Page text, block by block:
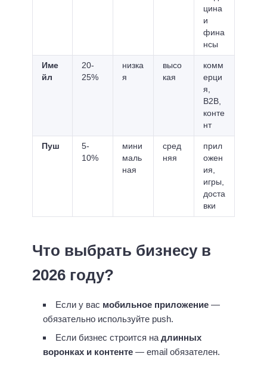
цина
и
фина
нсы
Име
йл
20-
25%
низка
я
высо
кая
комм
ерци
я,
B2B,
конте
нт
Пуш
5-
10%
мини
маль
ная
сред
няя
прил
ожен
ия,
игры,
доста
вки
Что выбрать бизнесу в
2026 году?
Если у вас мобильное приложение —
обязательно используйте push.
Если бизнес строится на длинных
воронках и контенте — email обязателен.